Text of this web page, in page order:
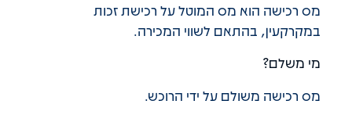
מס רכישה הוא מס המוטל על רכישת זכות
במקרקעין, בהתאם לשווי המכירה.
מי משלם?
מס רכישה משולם על ידי הרוכש.